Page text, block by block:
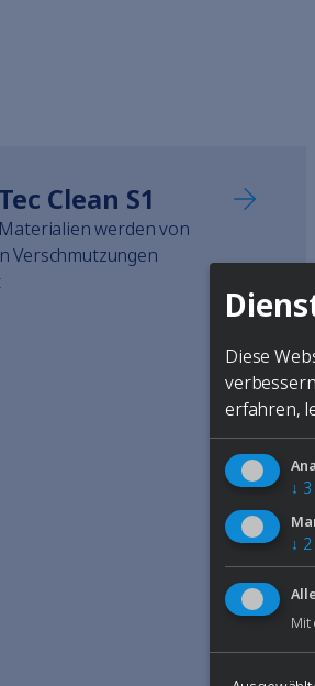
Clean S1
werden von
Verschmutzungen
Diese
erfahren,
↓ 3
↓ 2
Mit